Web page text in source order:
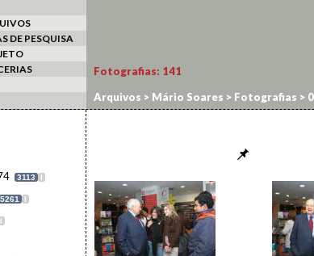
DE PESQUISA
3113 I
5261 I
I
Fotografias: 141
Arquivos > Mário Soares > Fotografias >